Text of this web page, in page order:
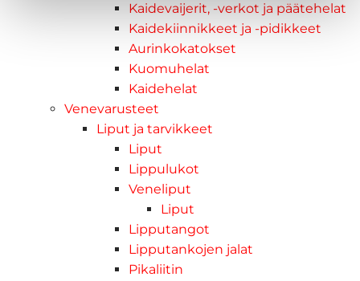
Kaidevaijerit, -verkot ja päätehelat
Kaidekiinnikkeet ja -pidikkeet
Aurinkokatokset
Kuomuhelat
Kaidehelat
Venevarusteet
Liput ja tarvikkeet
Liput
Lippulukot
Veneliput
Liput
Lipputangot
Lipputankojen jalat
Pikaliitin